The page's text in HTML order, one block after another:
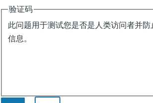
验证码
此问题用于测试您是否是人类访问者并防
信息。